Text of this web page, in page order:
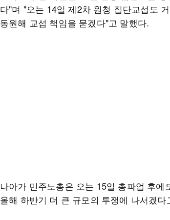
다"며 "오는 14일 제2차 원청 집단교섭도
동원해 교섭 책임을 묻겠다"고 말했다.
나아가 민주노총은 오는 15일 총파업 후에
올해 하반기 더 큰 규모의 투쟁에 나서겠다